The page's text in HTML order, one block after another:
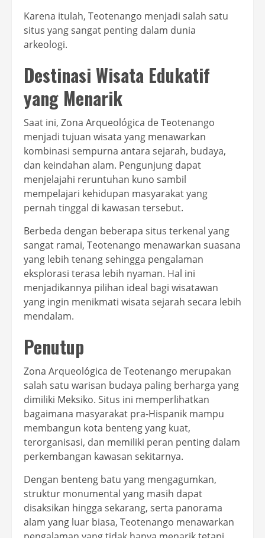
Karena itulah, Teotenango menjadi salah satu
situs yang sangat penting dalam dunia
arkeologi.
Destinasi Wisata Edukatif
yang Menarik
Saat ini, Zona Arqueológica de Teotenango
menjadi tujuan wisata yang menawarkan
kombinasi sempurna antara sejarah, budaya,
dan keindahan alam. Pengunjung dapat
menjelajahi reruntuhan kuno sambil
mempelajari kehidupan masyarakat yang
pernah tinggal di kawasan tersebut.
Berbeda dengan beberapa situs terkenal yang
sangat ramai, Teotenango menawarkan suasana
yang lebih tenang sehingga pengalaman
eksplorasi terasa lebih nyaman. Hal ini
menjadikannya pilihan ideal bagi wisatawan
yang ingin menikmati wisata sejarah secara lebih
mendalam.
Penutup
Zona Arqueológica de Teotenango merupakan
salah satu warisan budaya paling berharga yang
dimiliki Meksiko. Situs ini memperlihatkan
bagaimana masyarakat pra-Hispanik mampu
membangun kota benteng yang kuat,
terorganisasi, dan memiliki peran penting dalam
perkembangan kawasan sekitarnya.
Dengan benteng batu yang mengagumkan,
struktur monumental yang masih dapat
disaksikan hingga sekarang, serta panorama
alam yang luar biasa, Teotenango menawarkan